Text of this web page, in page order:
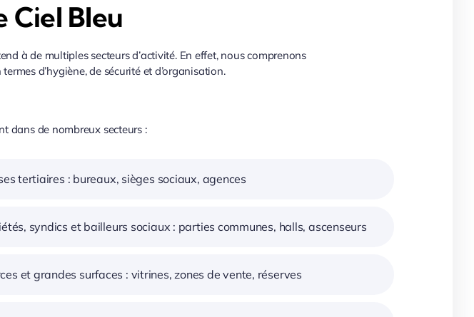
Ciel Bleu
à de multiples secteurs d’activité. En effet, nous comprenons
d’hygiène, de sécurité et d’organisation.
dans de nombreux secteurs :
tertiaires : bureaux, sièges sociaux, agences
syndics et bailleurs sociaux : parties communes, halls, ascenseurs
et grandes surfaces : vitrines, zones de vente, réserves